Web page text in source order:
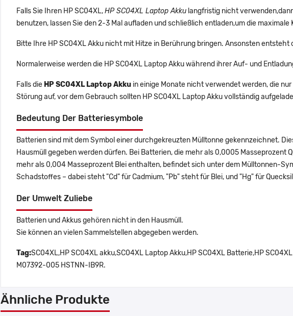
Falls Sie Ihren HP SC04XL,HP SC04XL Laptop Akku langfristig nicht
benutzen, lassen Sie den 2-3 Mal aufladen und schließlich entladen,um die maximale
Bitte Ihre HP SC04XL Akku nicht mit Hitze in Berührung bringen. Ansonsten entsteht
Normalerweise werden die HP SC04XL Laptop Akku während ihrer Auf- und
Falls die HP SC04XL Laptop Akku in einige Monate nicht verwendet werden, die
Störung auf, vor dem Gebrauch sollten HP SC04XL Laptop Akku vollständig
Bedeutung Der Batteriesymbole
Batterien sind mit dem Symbol einer durchgekreuzten Mülltonne gekennzeichnet.
Hausmüll gegeben werden dürfen. Bei Batterien, die mehr als 0,0005 Masseprozent
mehr als 0,004 Masseprozent Blei enthalten, befindet sich unter dem Mülltonnen-
Schadstoffes – dabei steht "Cd" für Cadmium, "Pb" steht für Blei, und "Hg" für
Der Umwelt Zuliebe
Batterien und Akkus gehören nicht in den Hausmüll.
Sie können an vielen Sammelstellen abgegeben werden.
Tag:SC04XL,HP SC04XL akku,SC04XL Laptop Akku,HP SC04XL Batterie,HP
M07392-005 HSTNN-IB9R.
Ähnliche Produkte